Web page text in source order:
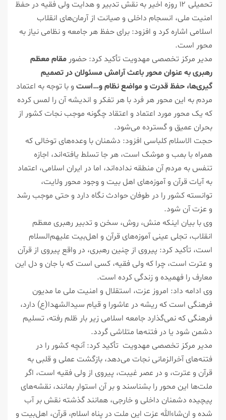
تحمیلی ۱۲ روزه اخیر به نقش تدبیر و هدایت ولی فقیه در حفظ
امنیت ملی، انسجام داخلی و صیانت از آرمان‌های انقلاب
اسلامی اشاره کرد و افزود: برای حفظ هر جامعه و نظامی نیاز به
محور است.
مدیر مرکز تخصصی مهدویت تأکید کرد: حضور مقام معظم
رهبری به عنوان محور باعث آرامش مسئولان در تصمیم
گیری‌ها، حفظ قدرت و مواضع نظام و…است و با توجه به اعتماد
مردم به این محور هر فرد با هر تفکر و اندیشه آن را لمس کرده
که یک محور مورد اعتماد و اعتقاد چگونه موجب نجات کشور از
بحران عمیق و گسترده می‌شود.
حجت الاسلام کلباسی افزود: دشمنان با وعده‌های توخالی که
همراه با بمب و موشک است، هر جا تسلط یافته‌اند، اجازه
تنفس به مردم آن منطقه نداده‌اند، اما در ایران اسلامی، اعتماد
به آیات قرآن و آموزه‌های اهل بیت و وجود محور ولایت،
توانسته کشور را در طوفان حوادث نگاه دارد و حتی موجب رشد
و عزت آن شود.
وی با بیان اینکه منش، روش، سخن و تدبیر رهبری معظم
انقلاب، تجلی عینی آموزه‌های قرآن و اهل‌بیت علیهم‌السلام
است، تأکید کرد: پیروی از چنین رهبری، در واقع پیروی از قرآن
و عترت است، چرا که ولی فقیه، کسی است که با جان و دل این
معارف را فهمیده و زندگی کرده است.
وی ادامه داد: امروز عزت، استقلال و امنیت ملی ما مدیون
فرهنگی است که ریشه در عاشورا و قیام سیدالشهدا(ع) دارد،
فرهنگی که نمی‌گذارد جامعه اسلامی زیر بار ظلم رفته، تسلیم
دشمن شود یا در فتنه‌ها متلاشی گردد.
مدیر مرکز تخصصی مهدویت تأکید کرد: آنچه کشور را در
فتنه‌های آخرالزمانی نجات می‌دهد، بازگشت عملی و قلبی به
قرآن و عترت، و در عصر غیبت، پیروی از ولی فقیه است، اگر
ملت‌ها این محور را بشناسند و بر آن استوار بمانند، نقشه‌های
پیچیده دشمنان داخلی و خارجی، همانند گذشته نقش بر آب
شده و ان‌شاءالله عزت این ملت در پناه اسلام، قرآن، اهل‌بیت و